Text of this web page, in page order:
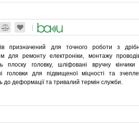
призначений для точного роботи з
для ремонту електроніки, монтажу
плоску головку, шліфовані вручну
головки для підвищеної міцності та
до деформації та тривалий термін служби.